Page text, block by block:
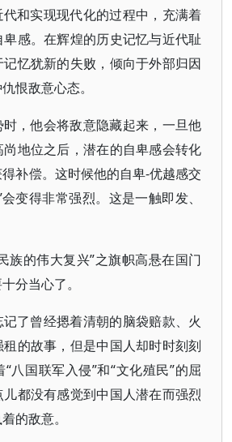
和实现现代化的过程中，充满着
感。在辉煌的历史记忆与近代耻
忆犹新的失败，倾向于外部归因
恨敌意心态。
，他会将敌意隐藏起来，一旦他
地位之后，潜在的自卑感会转化
补偿。这时候他的自卑-优越感交
变得非常强烈。这是一触即发、
族的伟大复兴”之旗帜高悬在国门
分当心了。
了曾经摁着清朝的脑袋赔款、火
的故事，但是中国人却时时刻刻
八国联军入侵”和“文化殖民”的屈
都没有感觉到中国人潜在而强烈
的敌意。